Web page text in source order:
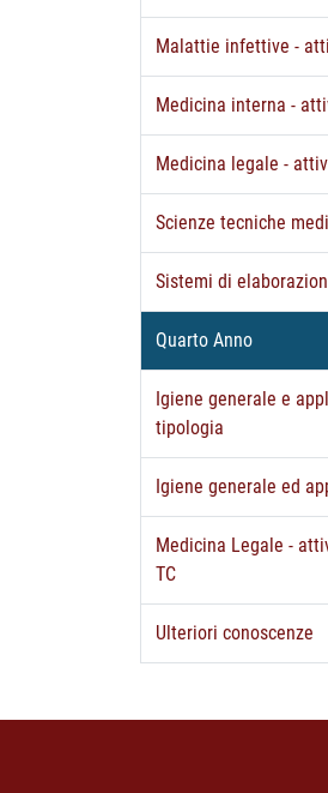
Malattie infettive -
Medicina interna -
Medicina legale -
Scienze tecniche
Sistemi di
Quarto Anno
Igiene generale e
tipologia
Igiene generale ed
Medicina Legale -
TC
Ulteriori conoscenze